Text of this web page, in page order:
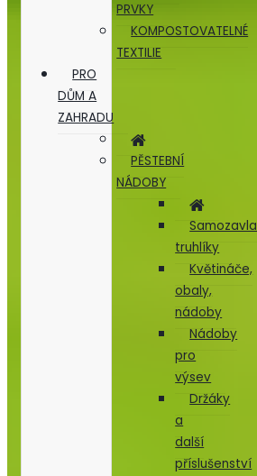
PRVKY
KOMPOSTOVATELNÉ
TEXTILIE
PRO
DŮM A
ZAHRADU
PĚSTEBNÍ
NÁDOBY
truhlíky
Květináče,
obaly,
nádoby
Nádoby
pro
výsev
Držáky
a
další
příslušenství